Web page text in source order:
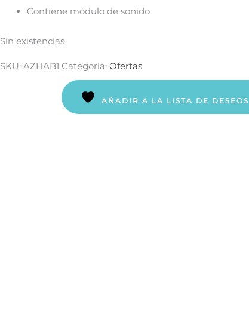
Contiene módulo de sonido
Sin existencias
SKU: AZHAB1 Categoría: Ofertas
AÑADIR A LA LISTA DE DESEOS